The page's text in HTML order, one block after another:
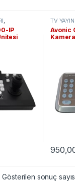
,
Kameralar
IP
TV
Avonic
Gösterilen sonuç